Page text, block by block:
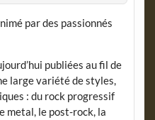
par des passionnés
publiées au fil de
large variété de styles,
: du rock progressif
metal, le post-rock, la